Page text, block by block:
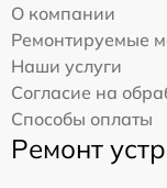
О компании
Ремонтируемые
Наши услуги
Согласие на
Способы оплаты
Ремонт